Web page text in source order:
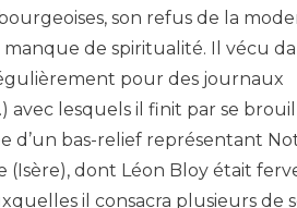
son refus de la
de spiritualité. Il vécu
pour des journaux
avec lesquels il finit par se
d’un bas-relief représentant
(Isère), dont Léon Bloy était
il consacra plusieurs de